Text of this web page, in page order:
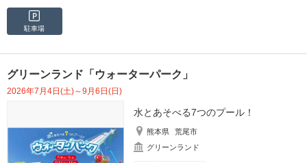
駐車場
グリーンランド「ウォーターパーク」
2026年7月4日(土)～9月6日(日)
水とあそべる7つのプール！
熊本県
荒尾市
グリーンランド